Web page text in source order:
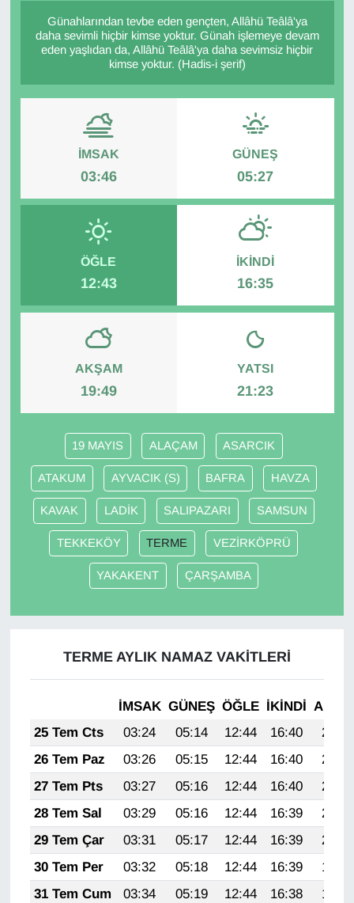
Günahlarından tevbe eden gençten, Allâhü Teâlâ'ya
daha sevimli hiçbir kimse yoktur. Günah işlemeye devam
eden yaşlıdan da, Allâhü Teâlâ'ya daha sevimsiz hiçbir
kimse yoktur. (Hadis-i şerif)
İMSAK
03:46
GÜNEŞ
05:27
ÖĞLE
12:43
İKINDI
16:35
AKŞAM
19:49
YATSI
21:23
19 MAYIS ALAÇAM ASARCIK
ATAKUM AYVACIK (S) BAFRA HAVZA
KAVAK LADİK SALIPAZARI SAMSUN
TEKKEKÖY TERME VEZİRKÖPRÜ
YAKAKENT ÇARŞAMBA
TERME AYLIK NAMAZ VAKITLERI
İMSAK GÜNEŞ ÖĞLE İKINDI
25 Tem Cts
03:24 05:14 12:44 16:40
20:04
26 Tem Paz
03:26 05:15 12:44 16:40
20:03
27 Tem Pts
03:27 05:16 12:44 16:40
20:02
28 Tem Sal
03:29 05:16 12:44 16:39
20:01
29 Tem Çar
03:31 05:17 12:44 16:39
20:00
30 Tem Per
03:32 05:18 12:44 16:39
19:59
31 Tem Cum
03:34 05:19 12:44 16:38
19:58
Diğer
EKONOMİ
En çok konuşulanlar
GENEL
Güncel
Gündem
Haber
HABERDE İNSAN
İngilizce
Kadın
Kamu Alımları
MAGAZİN
MEDYA
ONE EKONOMİ
POLİTİKA